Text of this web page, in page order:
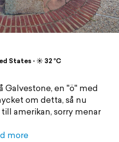
States ⋅ ☀️ 32 °C
Galvestone, en "ö" med
om detta, så nu
amerikan, sorry menar
more